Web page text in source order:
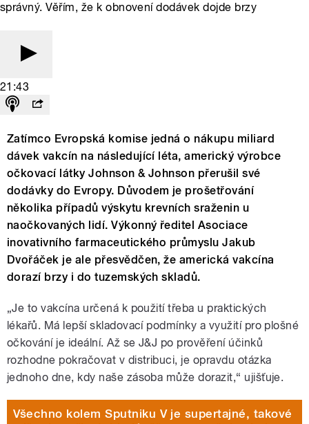
správný. Věřím, že k obnovení dodávek dojde brzy
21:43
Zatímco Evropská komise jedná o nákupu miliard
dávek vakcín na následující léta, americký výrobce
očkovací látky Johnson & Johnson přerušil své
dodávky do Evropy. Důvodem je prošetřování
několika případů výskytu krevních sraženin u
naočkovaných lidí. Výkonný ředitel Asociace
inovativního farmaceutického průmyslu Jakub
Dvořáček je ale přesvědčen, že americká vakcína
dorazí brzy i do tuzemských skladů.
„Je to vakcína určená k použití třeba u praktických
lékařů. Má lepší skladovací podmínky a využití pro plošné
očkování je ideální. Až se J&J po prověření účinků
rozhodne pokračovat v distribuci, je opravdu otázka
jednoho dne, kdy naše zásoba může dorazit,“ ujišťuje.
Všechno kolem Sputniku V je supertajné, takové